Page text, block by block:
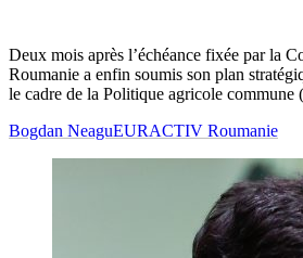
Deux mois après l’échéance fixée par la
Roumanie a enfin soumis son plan
le cadre de la Politique agricole commune
Bogdan NeaguEURACTIV Roumanie